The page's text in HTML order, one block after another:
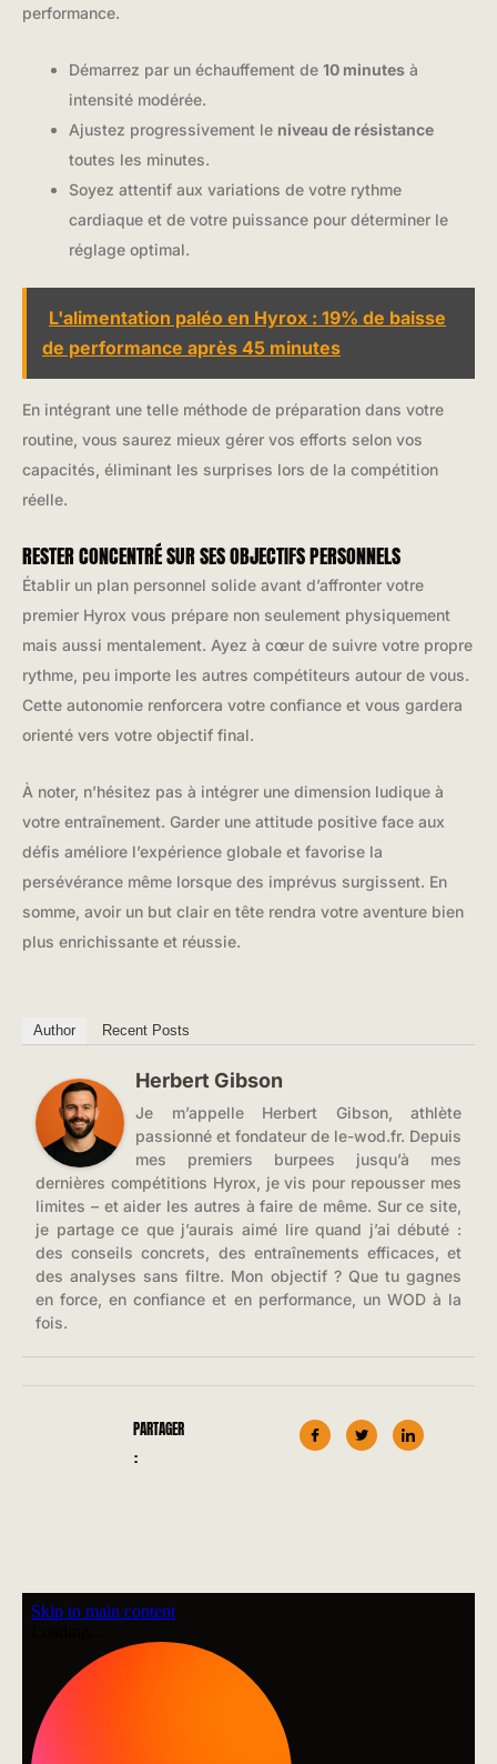
performance.
Démarrez par un échauffement de 10 minutes à
intensité modérée.
Ajustez progressivement le niveau de résistance
toutes les minutes.
Soyez attentif aux variations de votre rythme
cardiaque et de votre puissance pour déterminer le
réglage optimal.
L'alimentation paléo en Hyrox : 19% de baisse
de performance après 45 minutes
En intégrant une telle méthode de préparation dans votre
routine, vous saurez mieux gérer vos efforts selon vos
capacités, éliminant les surprises lors de la compétition
réelle.
RESTER CONCENTRÉ SUR SES OBJECTIFS PERSONNELS
Établir un plan personnel solide avant d’affronter votre
premier Hyrox vous prépare non seulement physiquement
mais aussi mentalement. Ayez à cœur de suivre votre propre
rythme, peu importe les autres compétiteurs autour de vous.
Cette autonomie renforcera votre confiance et vous gardera
orienté vers votre objectif final.
À noter, n’hésitez pas à intégrer une dimension ludique à
votre entraînement. Garder une attitude positive face aux
défis améliore l’expérience globale et favorise la
persévérance même lorsque des imprévus surgissent. En
somme, avoir un but clair en tête rendra votre aventure bien
plus enrichissante et réussie.
Author Recent Posts
Herbert Gibson
Je m’appelle Herbert Gibson, athlète
passionné et fondateur de le-wod.fr. Depuis
mes premiers burpees jusqu’à mes
dernières compétitions Hyrox, je vis pour repousser mes
limites – et aider les autres à faire de même. Sur ce site,
je partage ce que j’aurais aimé lire quand j’ai débuté :
des conseils concrets, des entraînements efficaces, et
des analyses sans filtre. Mon objectif ? Que tu gagnes
en force, en confiance et en performance, un WOD à la
fois.
PARTAGER
: